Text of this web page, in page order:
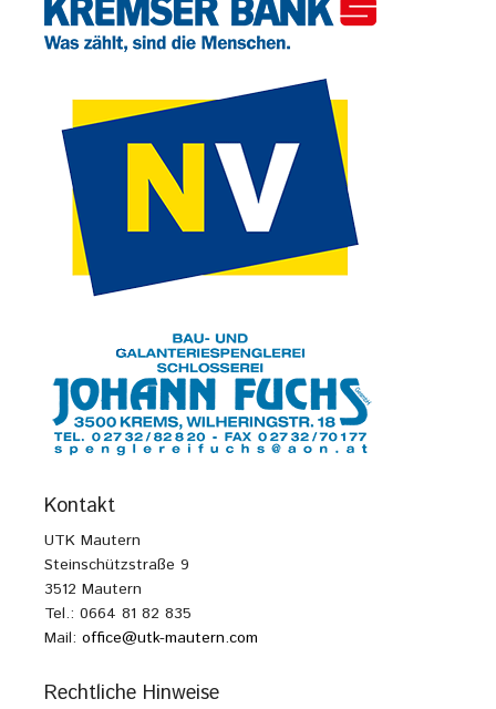
Kontakt
UTK Mautern
Steinschützstraße 9
3512 Mautern
Tel.: 0664 81 82 835
Mail: office@utk-mautern.com
Rechtliche Hinweise